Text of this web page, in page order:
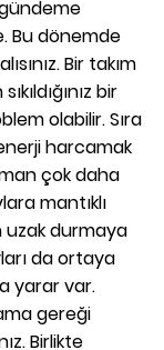
Bu dönemde
Bir takım
bir
olabilir. Sıra
harcamak
çok daha
mantıklı
uzak durmaya
da ortaya
yarar var.
gereği
Birlikte